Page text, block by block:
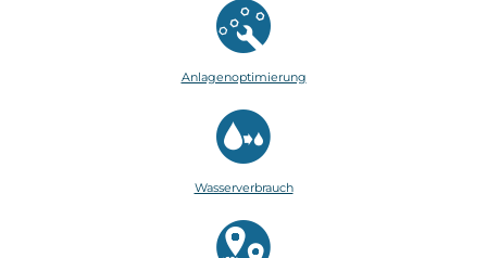
Anlagenoptimierung
Wasserverbrauch